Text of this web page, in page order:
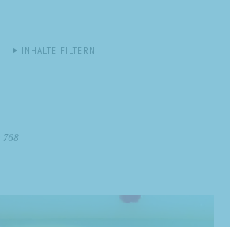
INHALTE FILTERN
768